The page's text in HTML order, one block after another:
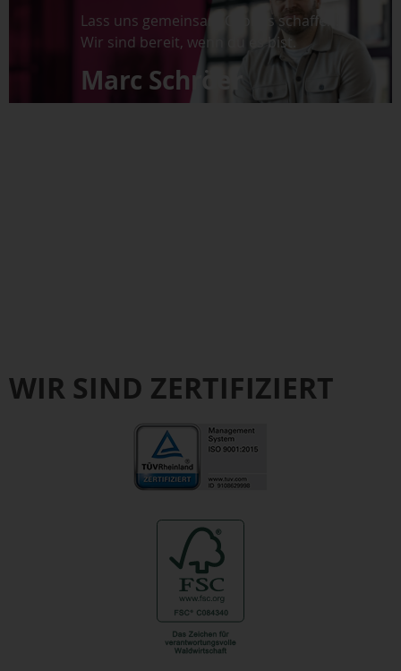
Lass uns gemeinsam Großes schaffen!
Wir sind bereit, wenn du es bist.
Marc Schröer
Mediengestaltung / Workflowmanagement
WIR SIND ZERTIFIZIERT